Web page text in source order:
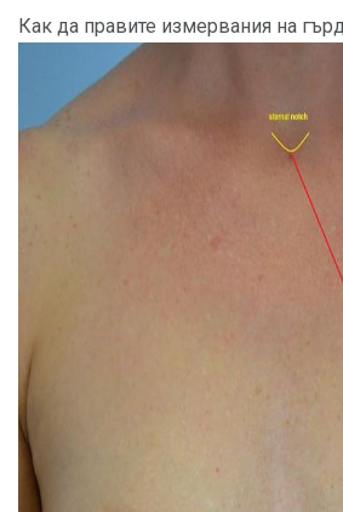
Как да правите измервания на